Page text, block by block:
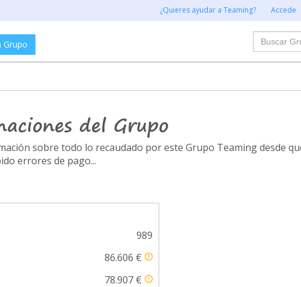
¿Quieres ayudar a Teaming? Accede
Grupo
Buscar
del Grupo
sobre todo lo recaudado por este Grupo Teaming desde
errores de pago...
989
86.606 €
78.907 €